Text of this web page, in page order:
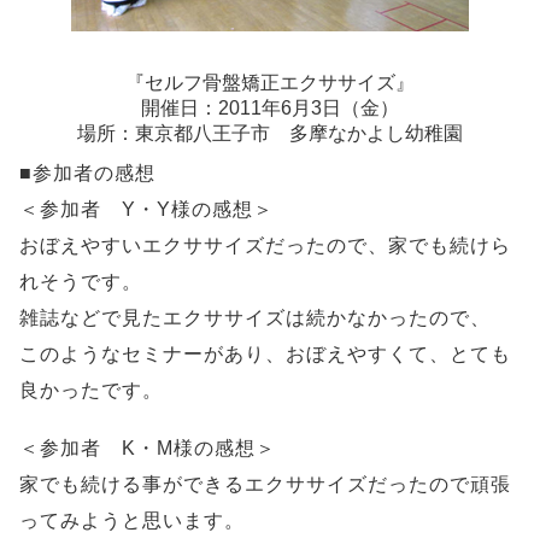
『セルフ骨盤矯正エクササイズ』
開催日：2011年6月3日（金）
場所：東京都八王子市 多摩なかよし幼稚園
■参加者の感想
＜参加者 Y・Y様の感想＞
おぼえやすいエクササイズだったので、家でも続けら
れそうです。
雑誌などで見たエクササイズは続かなかったので、
このようなセミナーがあり、おぼえやすくて、とても
良かったです。
＜参加者 K・M様の感想＞
家でも続ける事ができるエクササイズだったので頑張
ってみようと思います。